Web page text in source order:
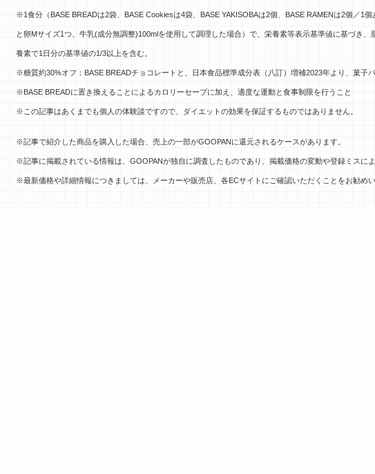
※1食分（BASE BREADは2袋、BASE Cookiesは4袋、BASE YAKISOBAは2個、BASE RAMENは2個／1
と卵Mサイズ1つ、牛乳(成分無調整)100mlを使用して調理した場合）で、栄養素等表示基準値に基づき
養素で1日分の基準値の1/3以上を含む。
※糖質約30%オフ：BASE BREADチョコレートと、 日本食品標準成分表（八訂）増補2023年より、菓子
※BASE BREADに置き換えることによるカロリーセーブに加え、適度な運動と食事制限を行うこと
※この記事はあくまでも個人の体験談ですので、ダイエットの効果を保証するものではありません。
※記事で紹介した商品を購入した場合、売上の一部がGOOPANに還元されるケースがあります。
※記事に掲載されている情報は、GOOPANが独自に調査したものであり、掲載価格の変動や登録ミスに
※最新価格や詳細情報につきましては、メーカーや販売店、各ECサイトにご確認いただくことをお勧めい